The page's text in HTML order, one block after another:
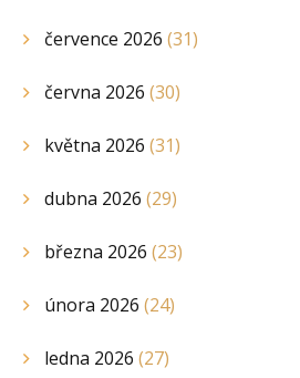
července 2026 (31)
června 2026 (30)
května 2026 (31)
dubna 2026 (29)
března 2026 (23)
února 2026 (24)
ledna 2026 (27)